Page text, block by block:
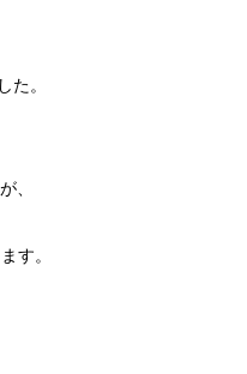
た。
、
す。